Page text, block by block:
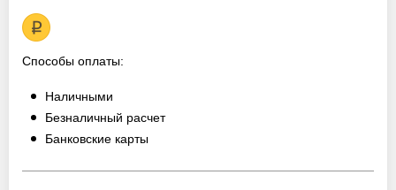
Способы оплаты:
Наличными
Безналичный расчет
Банковские карты